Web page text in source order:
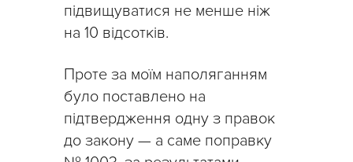
підвищуватися не менше ніж
на 10 відсотків.
Проте за моїм наполяганням
було поставлено на
підтвердження одну з правок
до закону — а саме поправку